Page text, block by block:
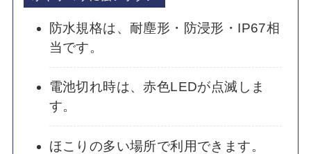
防水規格は、耐塵形・防浸形・IP67相
当です。
電池切れ時は、赤色LEDが点滅しま
す。
ほこりの多い場所で利用できます。